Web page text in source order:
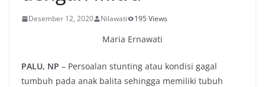
Desember 12, 2020 Nilawati 195 Views
Maria Ernawati
PALU, NP – Persoalan stunting atau kondisi gagal
tumbuh pada anak balita sehingga memiliki tubuh